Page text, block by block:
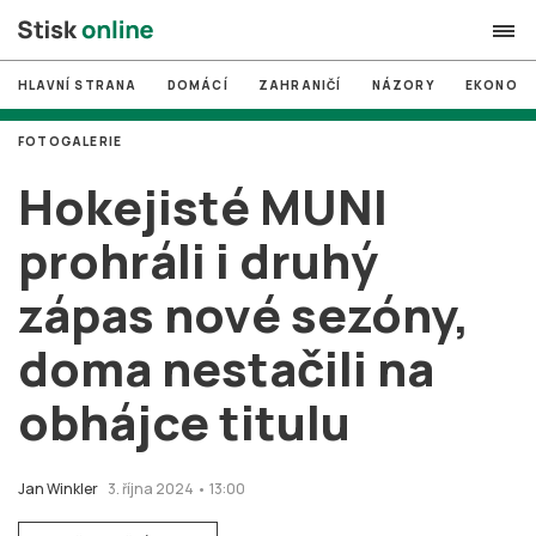
search
# MUNI
# Brno
# volby
login PŘIHLÁSIT SE
Zapomněli jste heslo?
HLAVNÍ STRANA DOMÁCÍ ZAHRANIČÍ NÁZORY
Hokejisté MUNI
prohráli i druhý
zápas nové sezóny,
doma nestačili na
obhájce titulu
Jan Winkler 3. října 2024 • 13:00
FOTOGALERIE